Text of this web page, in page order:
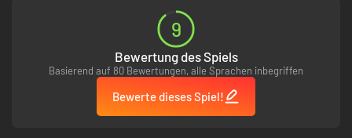
: Deine Fahrer haben einzigartige Persönlichkeitstypen,
was das Miteinander im Team spannend macht. Wie holst du das
beste aus ihnen heraus – mit strenger Miene oder
Kameradschaftsgeist?
Die Lage ist alles: Die Lage deines Hauptstandorts ist in dieser
global orientierten Sportart von größter Bedeutung. Manche Fahrer
können einem Wechsel zu einem italienischen Team nicht
9
Bewertung des Spiels
Basierend auf 80 Bewertungen, alle Sprachen inbegriffen
Bewerte dieses Spiel!